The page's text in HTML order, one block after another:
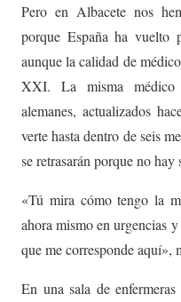
Pero en Albacete nos
porque España ha vuelto
aunque la calidad de
XXI. La misma médico
alemanes, actualizados
verte hasta dentro de seis
se retrasarán porque no hay
«Tú mira cómo tengo la
ahora mismo en urgencias
que me corresponde aquí»,
En una sala de